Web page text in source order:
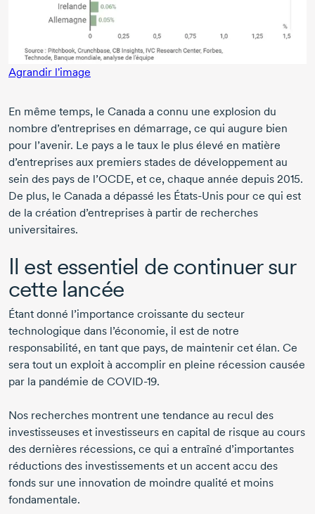
Agrandir l'image
En même temps, le Canada a connu une explosion du
nombre d’entreprises en démarrage, ce qui augure bien
pour l’avenir. Le pays a le taux le plus élevé en matière
d’entreprises aux premiers stades de développement au
sein des pays de l’OCDE, et ce, chaque année depuis 2015.
De plus, le Canada a dépassé les États-Unis pour ce qui est
de la création d’entreprises à partir de recherches
universitaires.
Il est essentiel de continuer sur
cette lancée
Étant donné l’importance croissante du secteur
technologique dans l’économie, il est de notre
responsabilité, en tant que pays, de maintenir cet élan. Ce
sera tout un exploit à accomplir en pleine récession causée
par la pandémie de COVID-19.
Nos recherches montrent une tendance au recul des
investisseuses et investisseurs en capital de risque au cours
des dernières récessions, ce qui a entraîné d’importantes
réductions des investissements et un accent accu des
fonds sur une innovation de moindre qualité et moins
fondamentale.